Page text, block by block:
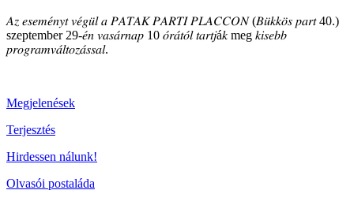
𝐴𝑧 𝑒𝑠𝑒𝑚𝑒́𝑛𝑦𝑡 𝑣𝑒́𝑔𝑢̈𝑙 𝑎 𝑃𝐴𝑇𝐴𝐾 𝑃𝐴𝑅𝑇𝐼 𝑃𝐿𝐴𝐶𝐶𝑂𝑁 (𝐵𝑢̈𝑘𝑘𝑜̈𝑠 𝑝𝑎𝑟𝑡 40.)
szeptember 29-𝑒́𝑛 𝑣𝑎𝑠𝑎́𝑟𝑛𝑎𝑝 10 𝑜́𝑟𝑎́𝑡𝑜́𝑙 𝑡𝑎𝑟𝑡𝑗á𝑘 meg 𝑘𝑖𝑠𝑒𝑏𝑏
𝑝𝑟𝑜𝑔𝑟𝑎𝑚𝑣𝑎́𝑙𝑡𝑜𝑧𝑎́𝑠𝑠𝑎𝑙.
Megjelenések
Terjesztés
Hirdessen nálunk!
Olvasói postaláda